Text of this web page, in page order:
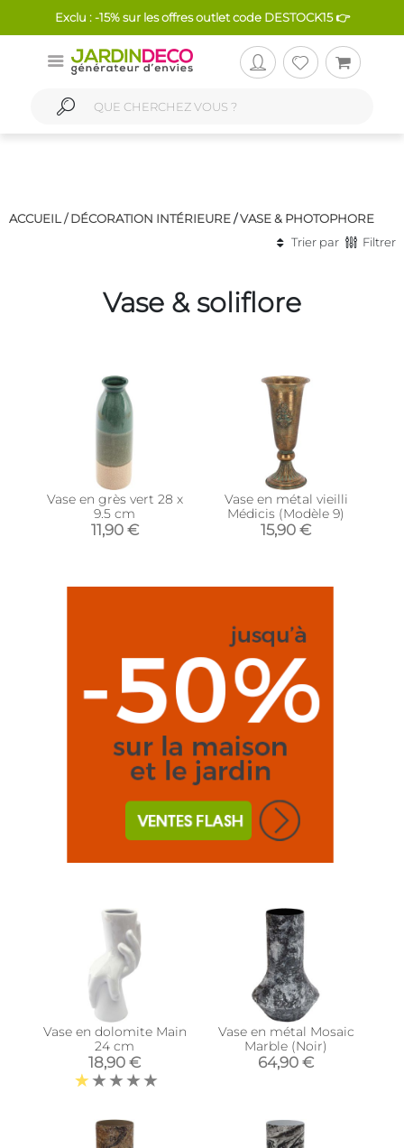
Exclu : -15% sur les offres outlet code DESTOCK15 👉
ACCUEIL / DÉCORATION INTÉRIEURE/VASE & PHOTOPHORE
Trier par
Filtrer
Vase & soliflore
Vase en grès vert 28 x
9.5 cm
11,90 €
Vase en métal vieilli
Médicis (Modèle 9)
15,90 €
Vase en dolomite Main
24 cm
18,90 €
Vase en métal Mosaic
Marble (Noir)
64,90 €